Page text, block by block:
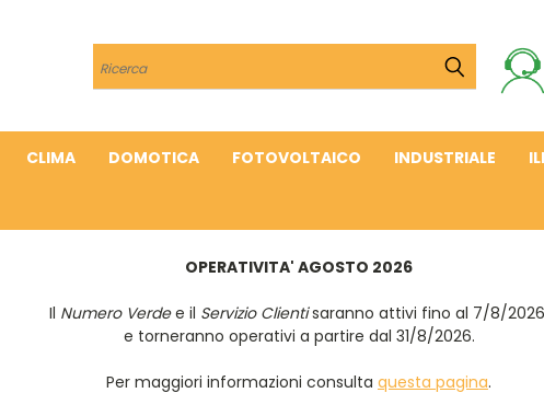
Cerca
CLIMA DOMOTICA FOTOVOLTAICO INDUSTRIALE
OPERATIVITA' AGOSTO 2026
Il Numero Verdee il Servizio Clientisaranno attivi fino al 7/8/
e torneranno operativi a partire dal 31/8/2026.
Per maggiori informazioni consulta questa pagina.